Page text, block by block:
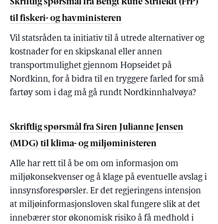
Skriftlig spørsmål fra Bengt Rune Strifeldt (FrP)
til fiskeri- og havministeren
Vil statsråden ta initiativ til å utrede alternativer og
kostnader for en skipskanal eller annen
transportmulighet gjennom Hopseidet på
Nordkinn, for å bidra til en tryggere farled for små
fartøy som i dag må gå rundt Nordkinnhalvøya?
Skriftlig spørsmål fra Siren Julianne Jensen
(MDG) til klima- og miljøministeren
Alle har rett til å be om om informasjon om
miljøkonsekvenser og å klage på eventuelle avslag i
innsynsforespørsler. Er det regjeringens intensjon
at miljøinformasjonsloven skal fungere slik at det
innebærer stor økonomisk risiko å få medhold i